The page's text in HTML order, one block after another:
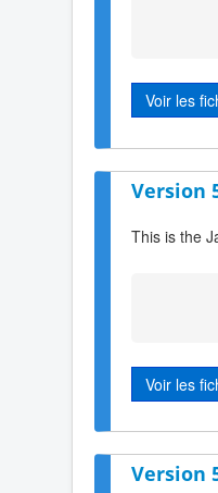
Voir les
Version
This is the
Voir les
Version